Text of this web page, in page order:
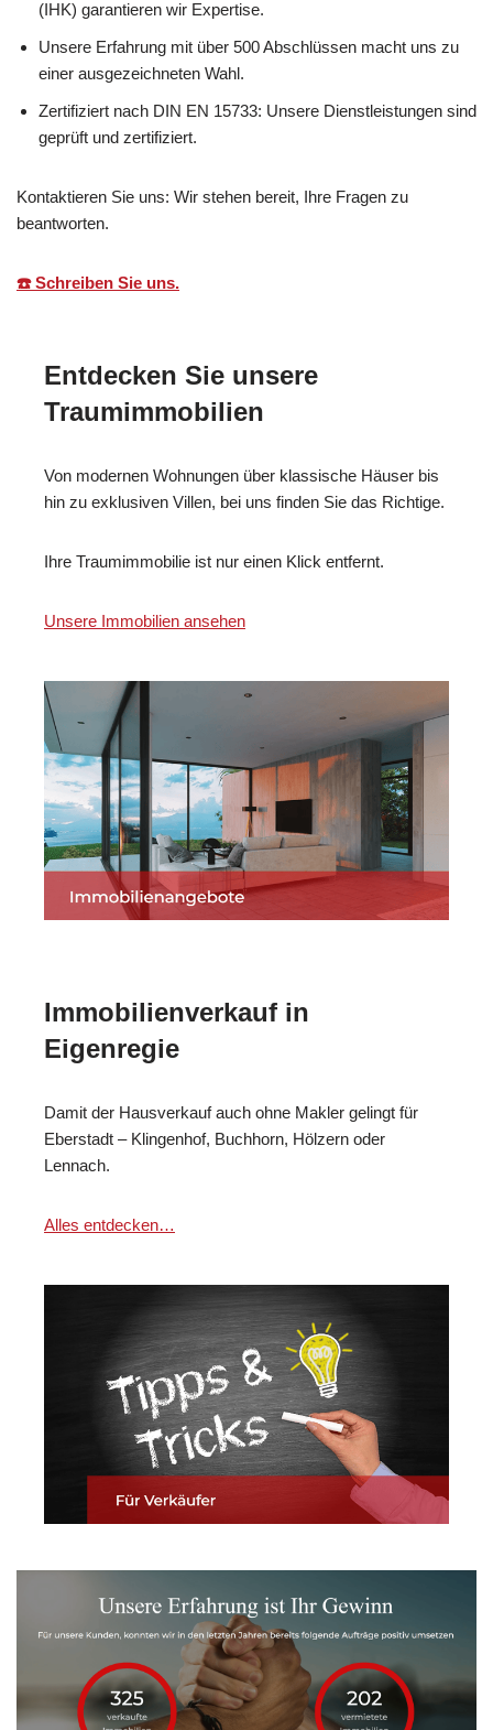
(IHK) garantieren wir Expertise.
Unsere Erfahrung mit über 500 Abschlüssen macht uns zu
einer ausgezeichneten Wahl.
Zertifiziert nach DIN EN 15733: Unsere Dienstleistungen sind
geprüft und zertifiziert.
Kontaktieren Sie uns: Wir stehen bereit, Ihre Fragen zu
beantworten.
☎️ Schreiben Sie uns.
Entdecken Sie unsere
Traumimmobilien
Von modernen Wohnungen über klassische Häuser bis
hin zu exklusiven Villen, bei uns finden Sie das Richtige.
Ihre Traumimmobilie ist nur einen Klick entfernt.
Unsere Immobilien ansehen
Immobilienverkauf in
Eigenregie
Damit der Hausverkauf auch ohne Makler gelingt für
Eberstadt – Klingenhof, Buchhorn, Hölzern oder
Lennach.
Alles entdecken…